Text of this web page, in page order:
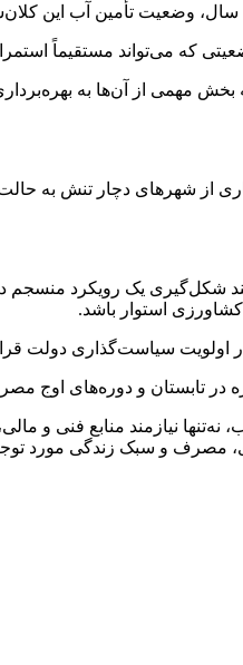
سال، وضعیت تأمین آب این
کشور آغاز شده که بخش مهمی از
را در بسیاری از شهرهای دچار
شکل‌گیری یک رویکرد
استوار باشد.
اولویت سیاست‌گذاری دولت
تابستان و دوره‌های اوج
نیازمند منابع فنی و
مصرف و سبک زندگی مورد